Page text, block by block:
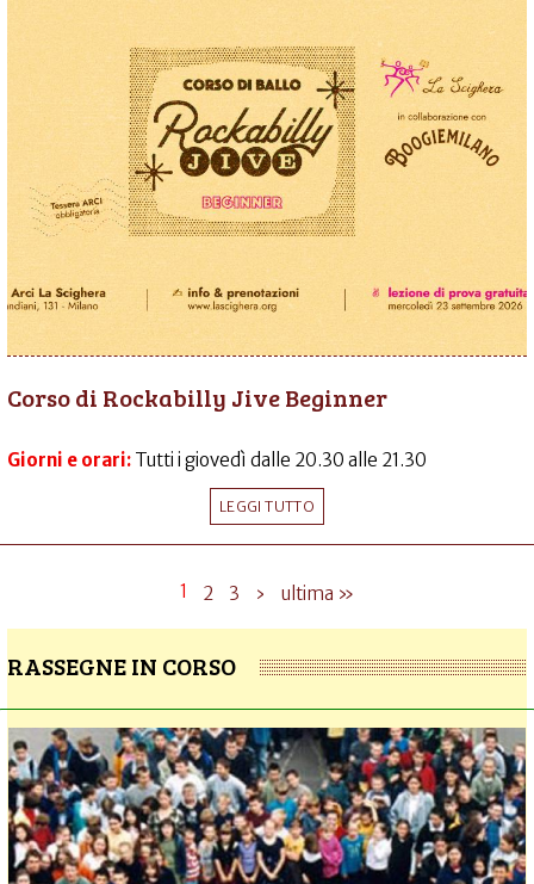
Corso di Rockabilly Jive Beginner
Giorni e orari: Tutti i giovedì dalle 20.30 alle 21.30
LEGGI TUTTO
1 2 3 › ultima »
RASSEGNE IN CORSO